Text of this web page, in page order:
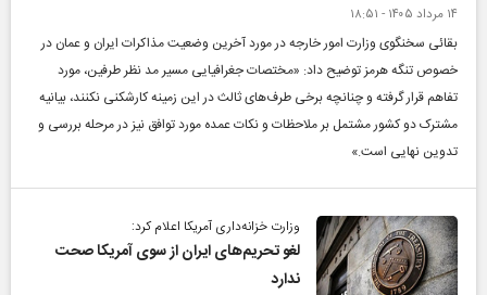
۱۴ مرداد ۱۴۰۵ - ۱۸:۵۱
بقائی سخنگوی وزارت امور خارجه در مورد آخرین وضعیت مذاکرات ایران و عمان در
خصوص تنگه هرمز توضیح داد: «مختصات جغرافیایی مسیر مد نظر طرفین، مورد
تفاهم قرار گرفته و چنانچه برخی طرف‌های ثالث در این زمینه کارشکنی نکنند، بیانیه
مشترک دو کشور مشتمل بر ملاحظات و نکات عمده مورد توافق نیز در مرحله بررسی و
تدوین نهایی است.»
وزارت خزانه‌داری آمریکا اعلام کرد:
لغو تحریم‌های ایران از سوی آمریکا صحت
ندارد